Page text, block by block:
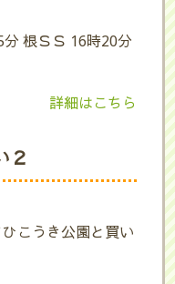
根ＳＳ 16時20分
詳細はこちら
２
こうき公園と買い